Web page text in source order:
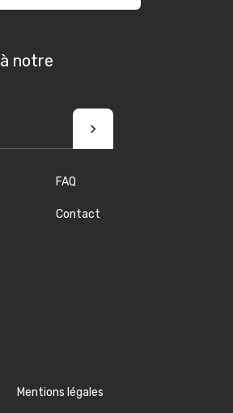
notre
FAQ
Contact
Mentions légales